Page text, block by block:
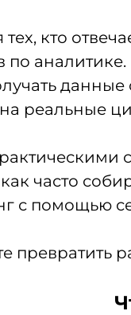
тех, кто
по
реальные
часто
с помощью
превратить